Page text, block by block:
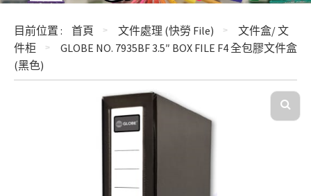
目前位置 : 首頁 文件處理 (快勞 File)
文件盒/ 文
件柜
GLOBE NO. 7935BF 3.5″ BOX FILE F4 全包膠文件盒
(黑色)